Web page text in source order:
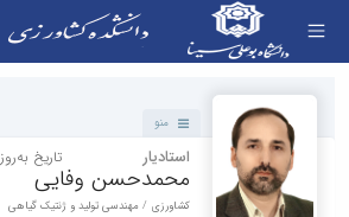
منو
استادیار تاریخ
محمدحسن وفایی
کشاورزی / مهندسی تولید و ژنتیک گیاهی